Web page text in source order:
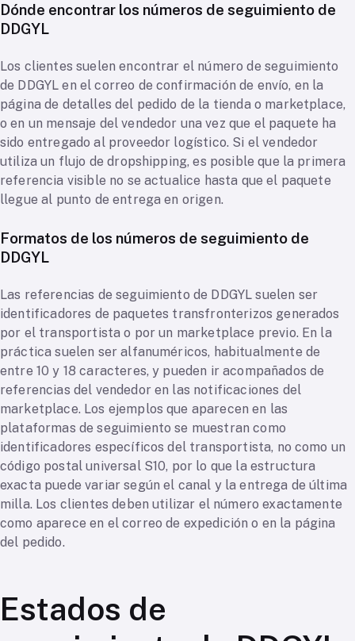
Dónde encontrar los números de seguimiento de
DDGYL
Los clientes suelen encontrar el número de seguimiento
de DDGYL en el correo de confirmación de envío, en la
página de detalles del pedido de la tienda o marketplace,
o en un mensaje del vendedor una vez que el paquete ha
sido entregado al proveedor logístico. Si el vendedor
utiliza un flujo de dropshipping, es posible que la primera
referencia visible no se actualice hasta que el paquete
llegue al punto de entrega en origen.
Formatos de los números de seguimiento de
DDGYL
Las referencias de seguimiento de DDGYL suelen ser
identificadores de paquetes transfronterizos generados
por el transportista o por un marketplace previo. En la
práctica suelen ser alfanuméricos, habitualmente de
entre 10 y 18 caracteres, y pueden ir acompañados de
referencias del vendedor en las notificaciones del
marketplace. Los ejemplos que aparecen en las
plataformas de seguimiento se muestran como
identificadores específicos del transportista, no como un
código postal universal S10, por lo que la estructura
exacta puede variar según el canal y la entrega de última
milla. Los clientes deben utilizar el número exactamente
como aparece en el correo de expedición o en la página
del pedido.
Estados de